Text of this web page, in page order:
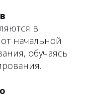
в
начальной
обучаясь